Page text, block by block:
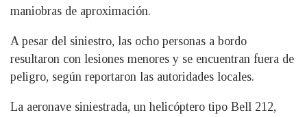
maniobras de aproximación.
A pesar del siniestro, las ocho personas a bordo
resultaron con lesiones menores y se encuentran fuera de
peligro, según reportaron las autoridades locales.
La aeronave siniestrada, un helicóptero tipo Bell 212,